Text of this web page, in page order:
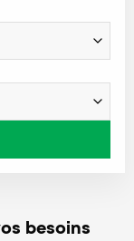
besoins